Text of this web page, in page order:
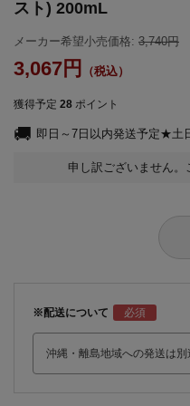
スト) 200mL
メーカー希望小売価格: 3,740
3,067
獲得予定 28 ポイント
即日～7日以内発送予定★土
申し訳ございません。
※配送について